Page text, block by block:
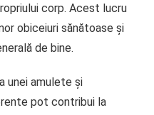
corp. Acest lucru
obiceiuri sănătoase și
de bine.
unei amulete și
pot contribui la